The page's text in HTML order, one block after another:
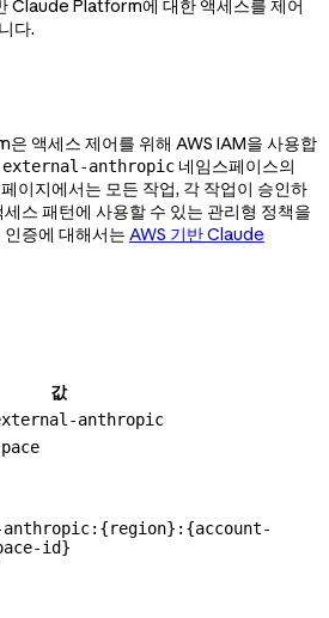
Claude Platform에 대한 액세스를 제어
다.
액세스 제어를 위해 AWS IAM을 사용합
external-anthropic 네임스페이스의
이지에서는 모든 작업, 각 작업이 승인하
스 패턴에 사용할 수 있는 관리형 정책을
증에 대해서는 AWS 기반 Claude
값
anthropic
anthropic:{region}:{account-
id}